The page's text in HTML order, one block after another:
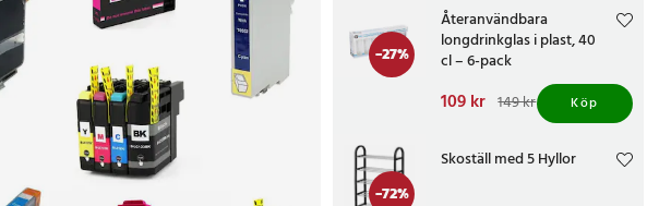
-27%
Återanvändbara
longdrinkglas i plast, 40
cl – 6-pack
Nuvarande pris
Tidigare pris 149 kr
109 kr 149 kr Köp
-72%
Skoställ med 5 Hyllor